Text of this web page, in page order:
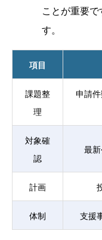
ことが重要
す。
項目
課題整
理
申請
対象確
認
最
計画
体制 支援